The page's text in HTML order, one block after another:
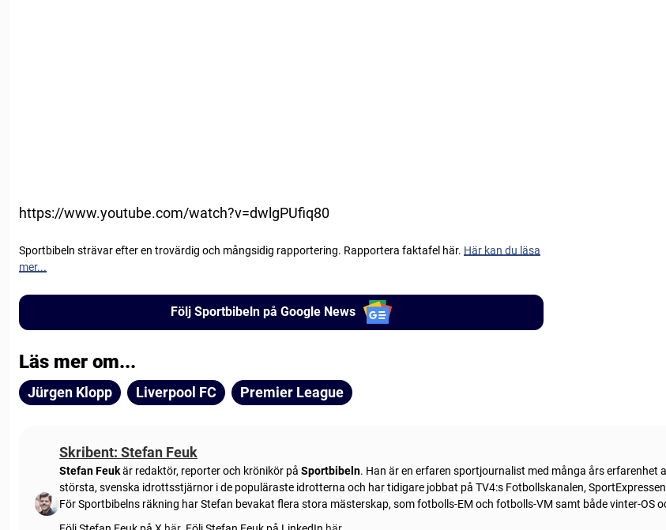
https://www.youtube.com/watch?v=dwlgPUfiq80
Sportbibeln strävar efter en trovärdig och mångsidig rapportering. Rapportera faktafel här. Här kan du läsa
mer...
Följ Sportbibeln på Google News
Läs mer om...
Jürgen Klopp Liverpool FC Premier League
Skribent: Stefan Feuk
Stefan Feukär redaktör, reporter och krönikör påSportbibeln. Han är en erfaren sportjournalist med många års erfarenhet
största, svenska idrottsstjärnor i de populäraste idrotterna och har tidigare jobbat på TV4:s Fotbollskanalen,
För Sportbibelns räkning har Stefan bevakat flera stora mästerskap, som fotbolls-EM och fotbolls-VM samt både vinter-OS